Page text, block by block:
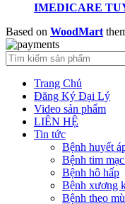
IMEDICARE
Based on WoodMart
Trang Chủ
Đăng Ký Đại Lý
Video sản phẩm
LIÊN HỆ
Tin tức
Bệnh huyết
Bệnh tim
Bệnh hô hấp
Bệnh xương
Bệnh theo